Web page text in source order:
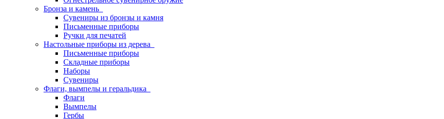
Бронза и камень
Сувениры из бронзы и камня
Письменные приборы
Ручки для печатей
Настольные приборы из дерева
Письменные приборы
Складные приборы
Наборы
Сувениры
Флаги, вымпелы и геральдика
Флаги
Вымпелы
Гербы